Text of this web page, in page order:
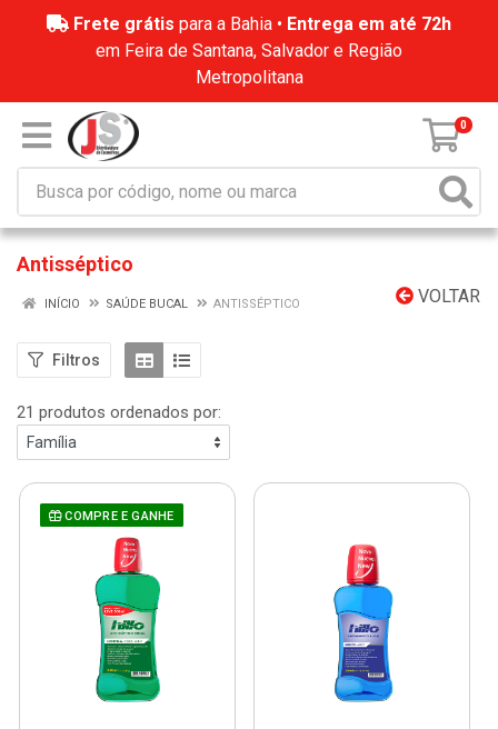
Frete grátis para a Bahia • Entrega em até 72h
em Feira de Santana, Salvador e Região
Metropolitana
0
Antisséptico
VOLTAR
INÍCIO SAÚDE BUCAL ANTISSÉPTICO
Filtros
21 produtos ordenados por:
COMPRE E GANHE